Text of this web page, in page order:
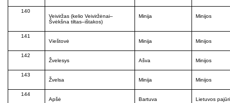
140
Veiviržas (kelio Veiviržėnai–
Švėkšna tiltas–ištakos)
Minija Minijos
141
Vieštovė
Minija Minijos
142
Žvelesys
Ašva Minijos
143
Žvelsa
Minija Minijos
144
Apšė
Bartuva Lietuvos